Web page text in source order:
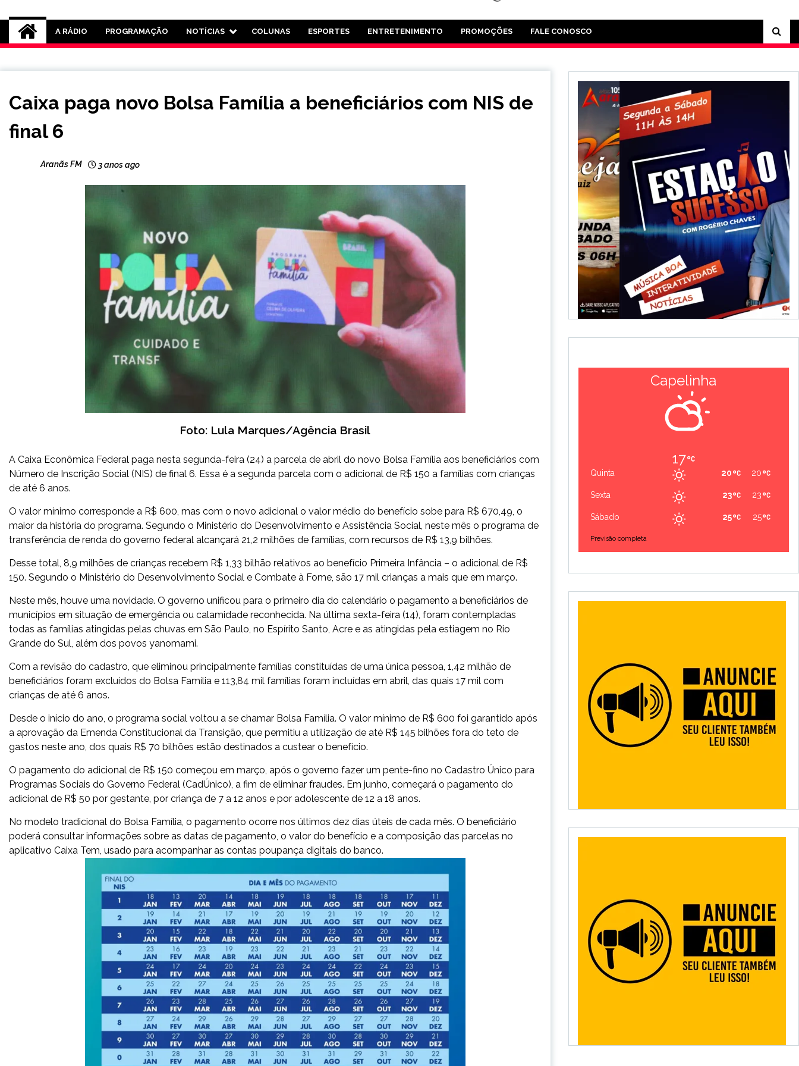
Rádio Aranãs 105.3
A RÁDIO PROGRAMAÇÃO NOTÍCIAS COLUNAS ESPORTES ENTRETENIMENTO PROMOÇÕES FALE CONOSCO
NOTÍCIAS
Caixa paga novo Bolsa Família a beneficiários com NIS de
final 6
Aranãs FM 3 anos ago
Foto: Lula Marques/Agência Brasil
A Caixa Econômica Federal paga nesta segunda-feira (24) a parcela de abril do novo Bolsa Família aos beneficiários com
Número de Inscrição Social (NIS) de final 6. Essa é a segunda parcela com o adicional de R$ 150 a famílias com crianças
de até 6 anos.
O valor mínimo corresponde a R$ 600, mas com o novo adicional o valor médio do benefício sobe para R$ 670,49, o
maior da história do programa. Segundo o Ministério do Desenvolvimento e Assistência Social, neste mês o programa de
transferência de renda do governo federal alcançará 21,2 milhões de famílias, com recursos de R$ 13,9 bilhões.
Desse total, 8,9 milhões de crianças recebem R$ 1,33 bilhão relativos ao benefício Primeira Infância – o adicional de R$
150. Segundo o Ministério do Desenvolvimento Social e Combate à Fome, são 17 mil crianças a mais que em março.
Neste mês, houve uma novidade. O governo unificou para o primeiro dia do calendário o pagamento a beneficiários de
municípios em situação de emergência ou calamidade reconhecida. Na última sexta-feira (14), foram contempladas
todas as famílias atingidas pelas chuvas em São Paulo, no Espírito Santo, Acre e as atingidas pela estiagem no Rio
Grande do Sul, além dos povos yanomami.
Com a revisão do cadastro, que eliminou principalmente famílias constituídas de uma única pessoa, 1,42 milhão de
beneficiários foram excluídos do Bolsa Família e 113,84 mil famílias foram incluídas em abril, das quais 17 mil com
crianças de até 6 anos.
Desde o início do ano, o programa social voltou a se chamar Bolsa Família. O valor mínimo de R$ 600 foi garantido após
a aprovação da Emenda Constitucional da Transição, que permitiu a utilização de até R$ 145 bilhões fora do teto de
gastos neste ano, dos quais R$ 70 bilhões estão destinados a custear o benefício.
O pagamento do adicional de R$ 150 começou em março, após o governo fazer um pente-fino no Cadastro Único para
Programas Sociais do Governo Federal (CadÚnico), a fim de eliminar fraudes. Em junho, começará o pagamento do
adicional de R$ 50 por gestante, por criança de 7 a 12 anos e por adolescente de 12 a 18 anos.
No modelo tradicional do Bolsa Família, o pagamento ocorre nos últimos dez dias úteis de cada mês. O beneficiário
poderá consultar informações sobre as datas de pagamento, o valor do benefício e a composição das parcelas no
aplicativo Caixa Tem, usado para acompanhar as contas poupança digitais do banco.
Capelinha
17
Quinta 20
20
Sexta 23
23
Sábado 25
25
Previsão completa